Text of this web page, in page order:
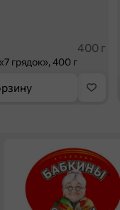
400 г
грядок», 400 г